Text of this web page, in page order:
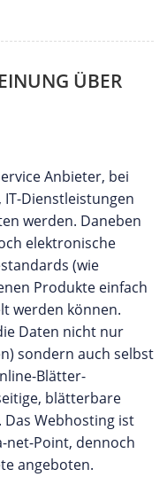
ÜBER
Anbieter, bei
Dienstleistungen
werden. Daneben
elektronische
(wie
Produkte einfach
werden können.
Daten nicht nur
sondern auch selbst
Blätter-
blätterbare
Webhosting ist
net-Point, dennoch
angeboten.